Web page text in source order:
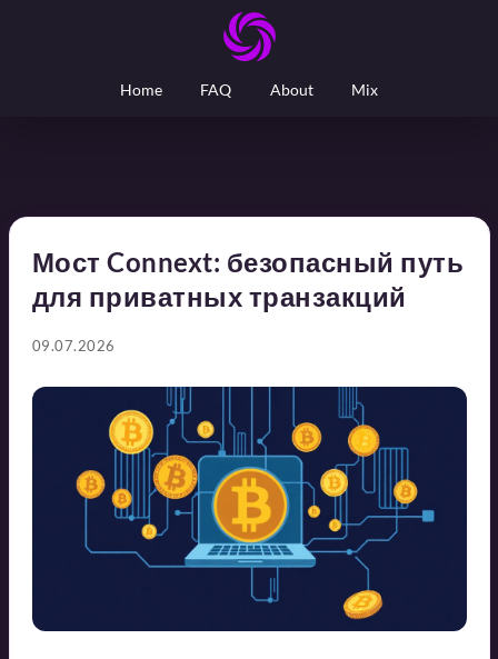
Home FAQ About Mix
Мост Connext: безопасный путь
для приватных транзакций
09.07.2026